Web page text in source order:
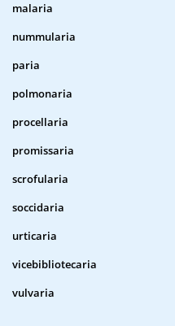
malaria
nummularia
paria
polmonaria
procellaria
promissaria
scrofularia
soccidaria
urticaria
vicebibliotecaria
vulvaria